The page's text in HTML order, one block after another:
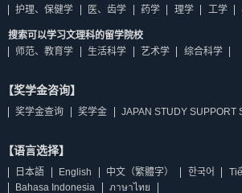
护理、保健学
医、齿学 药学 理学 工学
搜索可以学习文理科的留学院校
师范、教育学
生活科学 艺术学 综合科学
【奖学金咨询】
奖学金查询 奖学金 JAPAN STUDY SUPPORT
【语言选择】
日本語 English 中文（繁體字） 한국어
Bahasa Indonesia
ภาษาไทย